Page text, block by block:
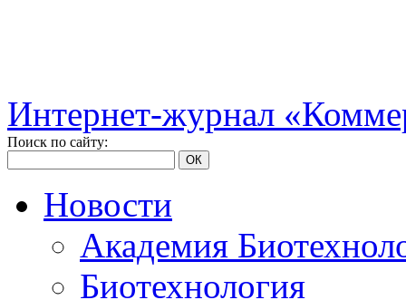
Интернет-журнал
Поиск по сайту:
ОК
Новости
Академия
Биотехнология